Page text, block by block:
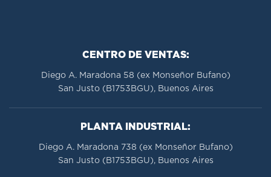
CENTRO DE VENTAS:
Diego A. Maradona 58 (ex Monseñor Bufano)
San Justo (B1753BGU), Buenos Aires
PLANTA INDUSTRIAL:
Diego A. Maradona 738 (ex Monseñor Bufano)
San Justo (B1753BGU), Buenos Aires